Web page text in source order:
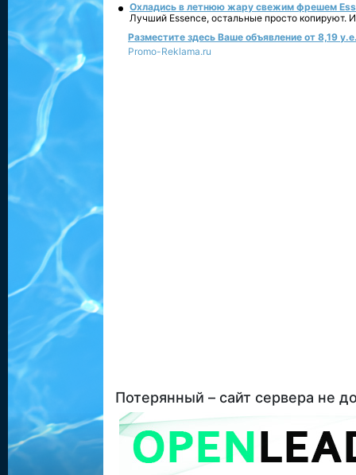
Охладись в летнюю жару свежим фрешем
Лучший Essence, остальные просто копируют.
Разместите здесь Ваше объявление от 8,19
Promo-Reklama.ru
Потерянный – сайт сервера не